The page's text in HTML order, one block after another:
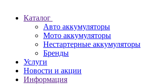
Каталог
Авто аккумуляторы
Мото аккумуляторы
Нестартерные аккумуляторы
Бренды
Услуги
Новости и акции
Информация